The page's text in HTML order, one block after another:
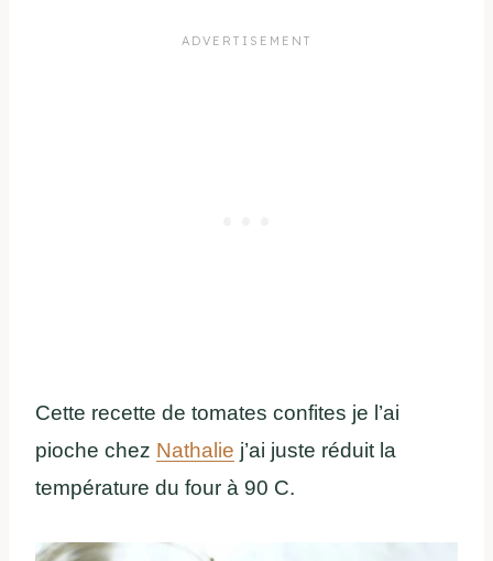
Cette recette de tomates confites je l’ai
pioche chez Nathalie j’ai juste réduit la
température du four à 90 C.